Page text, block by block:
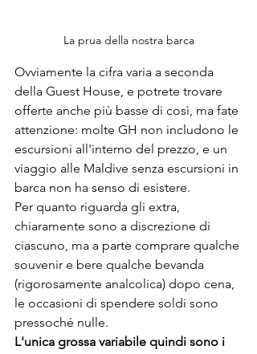
La prua della nostra barca
Ovviamente la cifra varia a seconda
della Guest House, e potrete trovare
offerte anche più basse di così, ma fate
attenzione: molte GH non includono le
escursioni all'interno del prezzo, e un
viaggio alle Maldive senza escursioni in
barca non ha senso di esistere.
Per quanto riguarda gli extra,
chiaramente sono a discrezione di
ciascuno, ma a parte comprare qualche
souvenir e bere qualche bevanda
(rigorosamente analcolica) dopo cena,
le occasioni di spendere soldi sono
pressoché nulle.
L'unica grossa variabile quindi sono i